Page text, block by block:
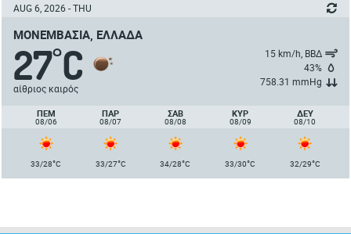
AUG 6, 2026 - THU
ΜΟΝΕΜΒΑΣΙΆ, ΕΛΛΆΔΑ
27°C
αίθριος καιρός
15 km/h, ΒΒΔ
43%
758.31 mmHg
ΠΈΜ
08/06
ΠΑΡ
08/07
ΣΑΒ
08/08
ΚΥΡ
08/09
ΔΕΥ
08/10
33/28°C 33/27°C 34/28°C 33/30°C 32/29°C